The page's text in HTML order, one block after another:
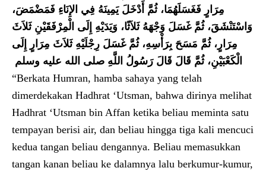
مِرَارٍ فَغَسَلَهُمَا، ثُمَّ أَدْخَلَ يَمِينَهُ فِي الإِنَاءِ فَمَضْمَضَ،
وَاسْتَنْشَقَ، ثُمَّ غَسَلَ وَجْهَهُ ثَلاَثًا، وَيَدَيْهِ إِلَى الْمِرْفَقَيْنِ ثَلاَثَ
مِرَارٍ، ثُمَّ مَسَحَ بِرَأْسِهِ، ثُمَّ غَسَلَ رِجْلَيْهِ ثَلاَثَ مِرَارٍ إِلَى
الْكَعْبَيْنِ، ثُمَّ قَالَ قَالَ رَسُولُ اللَّهِ صلى الله عليه وسلم ‏
“Berkata Humran, hamba sahaya yang telah
dimerdekakan Hadhrat ‘Utsman, bahwa dirinya melihat
Hadhrat ‘Utsman bin Affan ketika beliau meminta satu
tempayan berisi air, dan beliau hingga tiga kali mencuci
kedua tangan beliau dengannya. Beliau memasukkan
tangan kanan beliau ke dalamnya lalu berkumur-kumur,